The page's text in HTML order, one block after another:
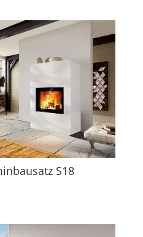
S18